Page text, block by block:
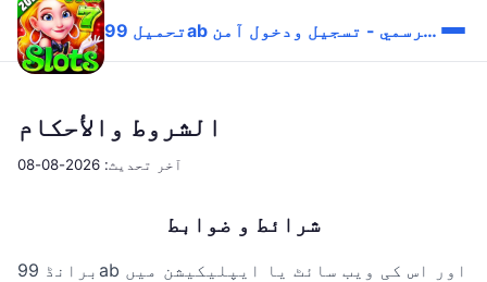
تحميل 99ab الرسمي - تسجيل ودخول آمن
الشروط والأحكام
آخر تحديث: 2026-08-08
شرائط و ضوابط
برانڈ 99ab اور اس کی ویب سائٹ یا ایپلیکیشن میں